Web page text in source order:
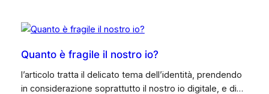
Quanto è fragile il nostro io?
l’articolo tratta il delicato tema dell’identità, prendendo
in considerazione soprattutto il nostro io digitale, e di…